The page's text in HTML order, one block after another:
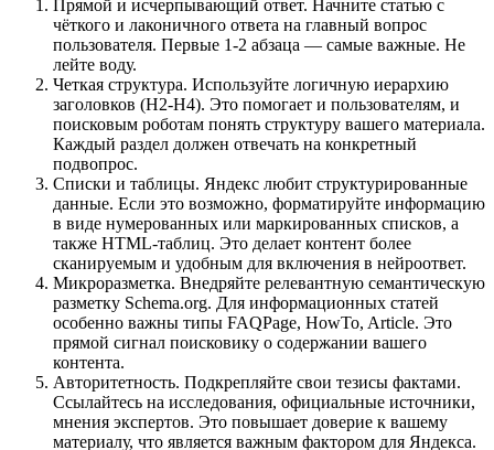
Прямой и исчерпывающий ответ. Начните статью с
чёткого и лаконичного ответа на главный вопрос
пользователя. Первые 1-2 абзаца — самые важные. Не
лейте воду.
Четкая структура. Используйте логичную иерархию
заголовков (H2-H4). Это помогает и пользователям, и
поисковым роботам понять структуру вашего материала.
Каждый раздел должен отвечать на конкретный
подвопрос.
Списки и таблицы. Яндекс любит структурированные
данные. Если это возможно, форматируйте информацию
в виде нумерованных или маркированных списков, а
также HTML-таблиц. Это делает контент более
сканируемым и удобным для включения в нейроответ.
Микроразметка. Внедряйте релевантную семантическую
разметку Schema.org. Для информационных статей
особенно важны типы FAQPage, HowTo, Article. Это
прямой сигнал поисковику о содержании вашего
контента.
Авторитетность. Подкрепляйте свои тезисы фактами.
Ссылайтесь на исследования, официальные источники,
мнения экспертов. Это повышает доверие к вашему
материалу, что является важным фактором для Яндекса.